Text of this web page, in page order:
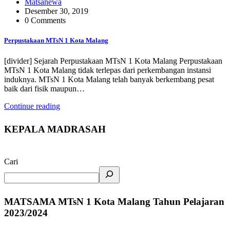
Matsanewa
Desember 30, 2019
0 Comments
Perpustakaan MTsN 1 Kota Malang
[divider] Sejarah Perpustakaan MTsN 1 Kota Malang Perpustakaan
MTsN 1 Kota Malang tidak terlepas dari perkembangan instansi
induknya. MTsN 1 Kota Malang telah banyak berkembang pesat
baik dari fisik maupun…
Continue reading
KEPALA MADRASAH
Cari
MATSAMA MTsN 1 Kota Malang Tahun Pelajaran
2023/2024